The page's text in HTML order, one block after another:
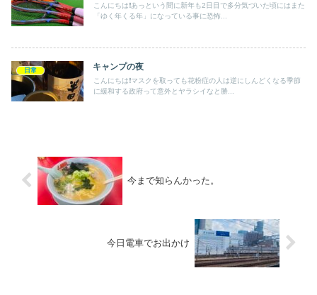
こんにちは❗️あっという間に新年も2日目で多分気づいた頃にはまた
「ゆく年くる年」になっている事に恐怖...
日常 キャンプの夜
こんにちは❗️マスクを取っても花粉症の人は逆にしんどくなる季節
に緩和する政府って意外とヤラシイなと勝...
今まで知らんかった。
今日電車でお出かけ